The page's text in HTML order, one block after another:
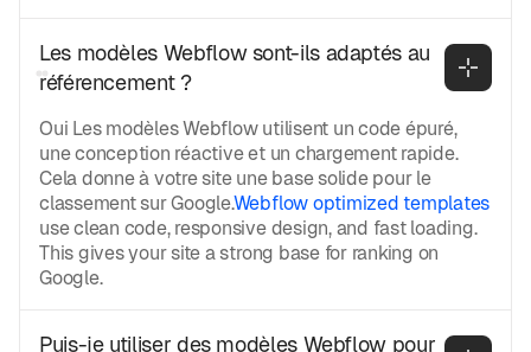
Les modèles Webflow sont-ils adaptés au
référencement ?
Oui Les modèles Webflow utilisent un code épuré,
une conception réactive et un chargement rapide.
Cela donne à votre site une base solide pour le
classement sur Google.Webflow optimized templates
use clean code, responsive design, and fast loading.
This gives your site a strong base for ranking on
Google.
Puis-je utiliser des modèles Webflow pour